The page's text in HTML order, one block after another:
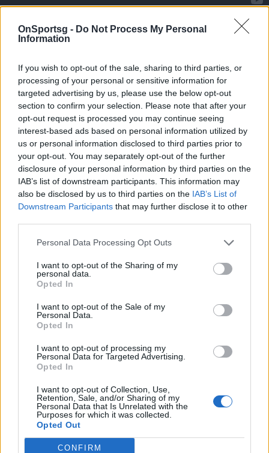
OnSportsg - Do Not Process My Personal
Information
If you wish to opt-out of the sale, sharing to third parties, or
processing of your personal or sensitive information for
targeted advertising by us, please use the below opt-out
section to confirm your selection. Please note that after your
opt-out request is processed you may continue seeing
interest-based ads based on personal information utilized by
us or personal information disclosed to third parties prior to
your opt-out. You may separately opt-out of the further
disclosure of your personal information by third parties on the
IAB’s list of downstream participants. This information may
also be disclosed by us to third parties on the IAB’s List of
Downstream Participants that may further disclose it to other
Personal Data Processing Opt Outs
I want to opt-out of the Sharing of my
personal data.
Opted In
I want to opt-out of the Sale of my
Personal Data.
Opted In
I want to opt-out of processing my
Personal Data for Targeted Advertising.
Opted In
I want to opt-out of Collection, Use,
Retention, Sale, and/or Sharing of my
Personal Data that Is Unrelated with the
Purposes for which it was collected.
Opted Out
CONFIRM
Photo 1/5
Το μπάσκετ γίνεται... προσωπική υπόθεση!